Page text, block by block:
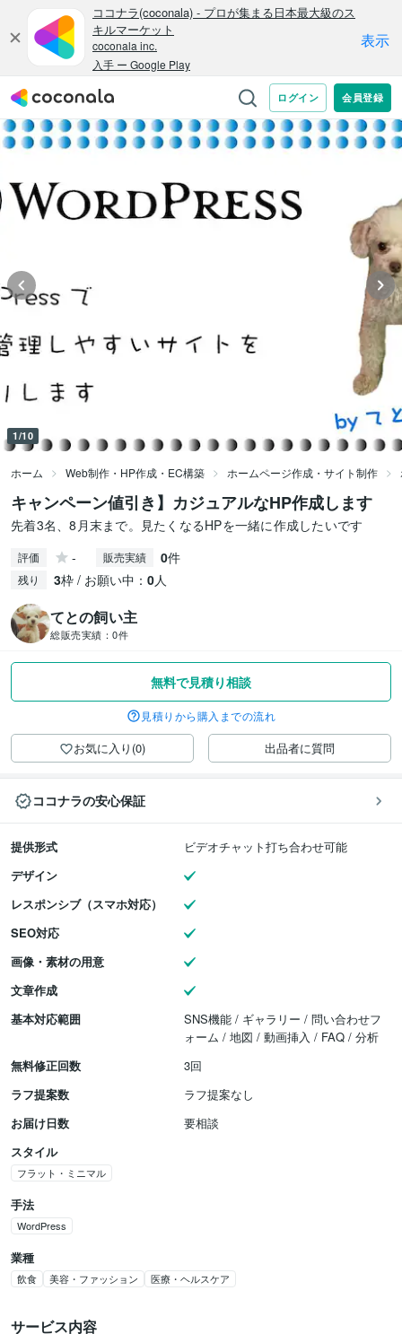
1/10
ホーム Web制作・HP作成・EC構築 ホームページ作成・サイト制作
キャンペーン値引き】カジュアルなHP作成します
先着3名、8月末まで。見たくなるHPを一緒に作成したいです
評価 - 販売実績 0件
残り 3枠 / お願い中： 0人
てとの飼い主
総販売実績： 0件
無料で見積り相談
見積りから購入までの流れ
お気に入り(0) 出品者に質問
ココナラの安心保証
提供形式
ビデオチャット打ち合わせ可能
デザイン
レスポンシブ（スマホ対応）
SEO対応
画像・素材の用意
文章作成
基本対応範囲
SNS機能 / ギャラリー / 問い合わせフ
ォーム / 地図 / 動画挿入 / FAQ / 分析
無料修正回数
3回
ラフ提案数
ラフ提案なし
お届け日数
要相談
スタイル
フラット・ミニマル
手法
WordPress
業種
飲食 美容・ファッション 医療・ヘルスケア
サービス内容